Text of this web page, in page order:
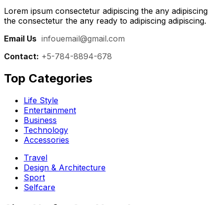
Lorem ipsum consectetur adipiscing the any adipiscing
the consectetur the any ready to adipiscing adipiscing.
Email Us infouemail@gmail.com
Contact: +5-784-8894-678
Top Categories​
Life Style
Entertainment
Business
Technology
Accessories
Travel
Design & Architecture
Sport
Selfcare